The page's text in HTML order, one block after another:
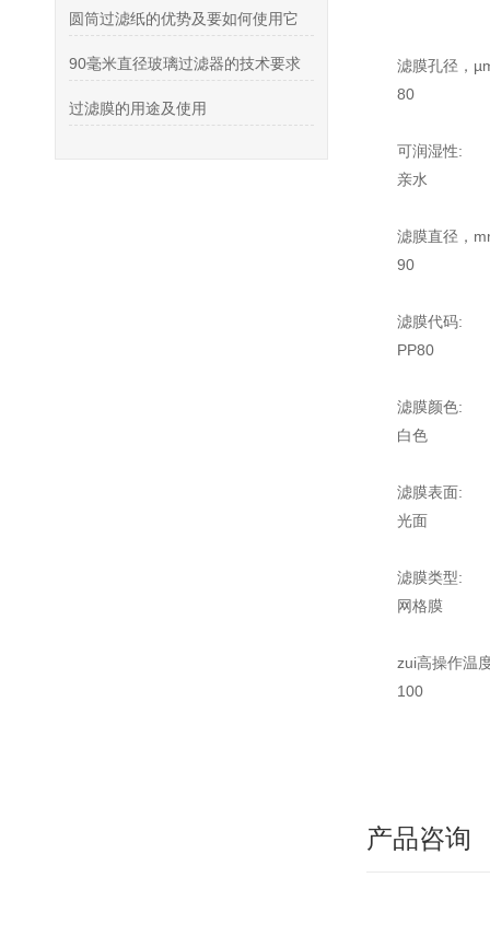
圆筒过滤纸的优势及要如何使用它
90毫米直径玻璃过滤器的技术要求
过滤膜的用途及使用
滤膜孔径，
80
可润湿性:
亲水
滤膜直径，
90
滤膜代码:
PP80
滤膜颜色:
白色
滤膜表面:
光面
滤膜类型:
网格膜
zui高操作温
100
产品咨询